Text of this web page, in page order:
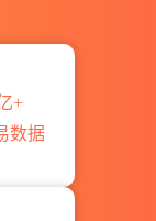
+
数据